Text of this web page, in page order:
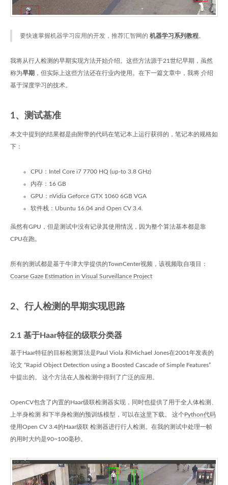
要快速掌握机器学习应用的开发，推荐汇智网的 机器学习系列教程。
我将从行人检测的早期实现方法开始介绍。这些方法源于21世纪早期，虽然
称为早期 ，但实际上这些方法还在行业内使用。在下一篇文章中，我将 介绍
基于深度学习的技术。
1、测试基准
本文中提到的结果都是由附带的代码在笔记本上运行获得的，笔记本的规格如
下：
CPU：Intel Core i7 7700 HQ (up-to 3.8 GHz)
内存：16 GB
GPU：nVidia Geforce GTX 1060 6GB VGA
软件栈：Ubuntu 16.04 and Open CV 3.4.
虽然有GPU，但是测试中没有记录其使用情况，因为整个算法基本都是靠
CPU在跑。
所有的测试都是基于牛津大学提供的TownCenter视频，该视频取自项目：
Coarse Gaze Estimation in Visual Surveillance Project
2、行人检测的早期实现思路
2.1 基于Haar特征的级联分类器
基于Haar特征的目标检测算法是Paul Viola 和Michael Jones在2001年发表的
论文 “Rapid Object Detection using a Boosted Cascade of Simple Features”
中提出的。 这个方法在人脸检测中得到了广泛的应用。
OpenCV包含了内置的Haar级联检测器实现，同时也提供了用于全人体检测、
上半身检测 和下半身检测的预训练模型，可以在这里下载。 这个Python代码
使用Open CV 3.4的Haar级联 检测器进行行人检测。在我的测试中处理一帧
的用时大约是90~100毫秒。